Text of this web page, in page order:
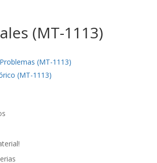
(MT-1113)
(MT-1113)
(MT-1113)